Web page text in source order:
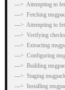
--->  Attempting to
--->  Fetching
--->  Attempting to
--->  Verifying
--->  Extracting
--->  Configuring
--->  Building
--->  Staging
--->  Installing